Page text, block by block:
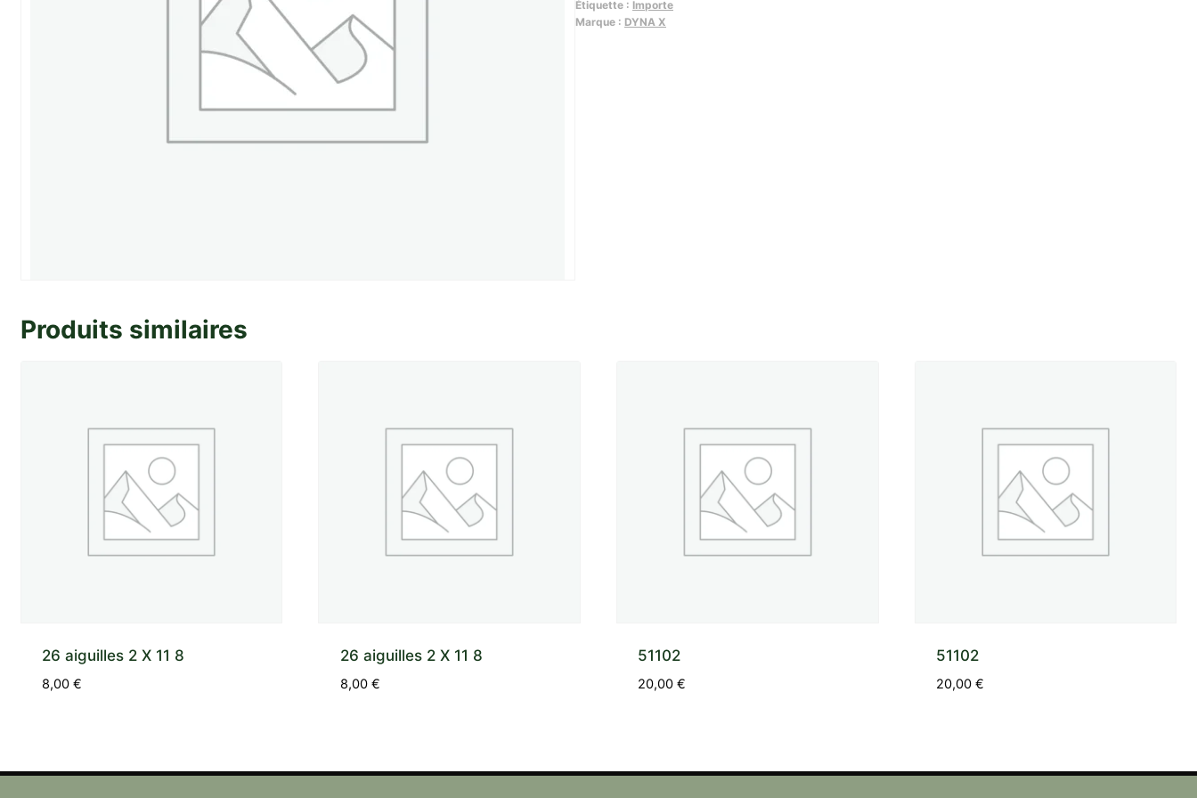
bloc
Étiquette : Importe
Marque : DYNA X
Produits similaires
26 aiguilles 2 X 11 8
8,00€
26 aiguilles 2 X 11 8
8,00 €
51102
20,00€
51102
20,00€